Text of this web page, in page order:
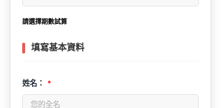
請選擇期數試算
填寫基本資料
姓名：